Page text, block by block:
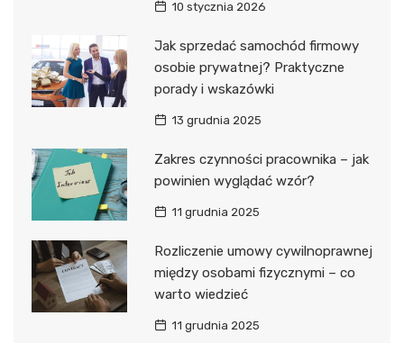
10 stycznia 2026
Jak sprzedać samochód firmowy
osobie prywatnej? Praktyczne
porady i wskazówki
13 grudnia 2025
Zakres czynności pracownika – jak
powinien wyglądać wzór?
11 grudnia 2025
Rozliczenie umowy cywilnoprawnej
między osobami fizycznymi – co
warto wiedzieć
11 grudnia 2025